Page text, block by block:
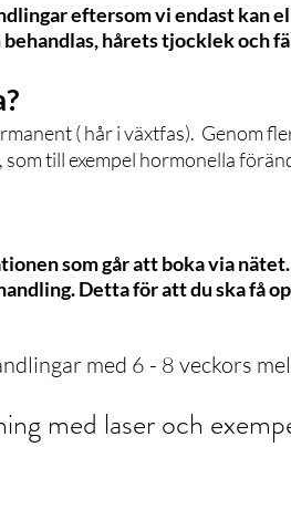
eftersom vi endast kan
hårets tjocklek och
( hår i växtfas). Genom
till exempel hormonella
som går att boka via
Detta för att du ska få
med 6 - 8 veckors
med laser och